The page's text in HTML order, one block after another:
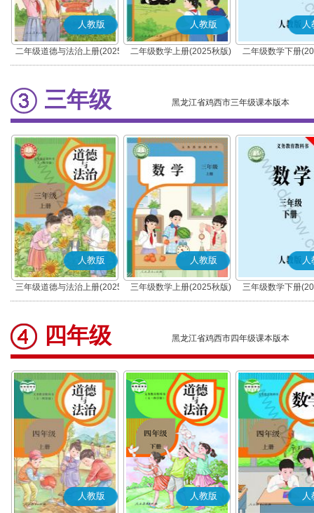
人教版
二年级道德与法治上册(2025
秋版)(部编版)
人教版
二年级数学上册(2025秋版)
人
二年级数学下册
三年级 黑龙江省鸡西市三年级课本版本
人教版
三年级道德与法治上册(2025
秋版)(部编版)
人教版
三年级数学上册(2025秋版)
人
三年级数学下册
四年级 黑龙江省鸡西市四年级课本版本
人教版 人教版 人